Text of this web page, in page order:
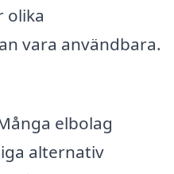
olika
vara användbara.
elbolag
alternativ